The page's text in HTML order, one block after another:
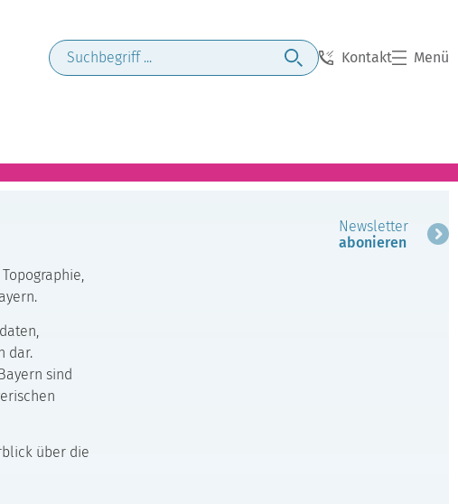
Kontakt Menü
dar.
sind
über die
Newsletter
abonieren